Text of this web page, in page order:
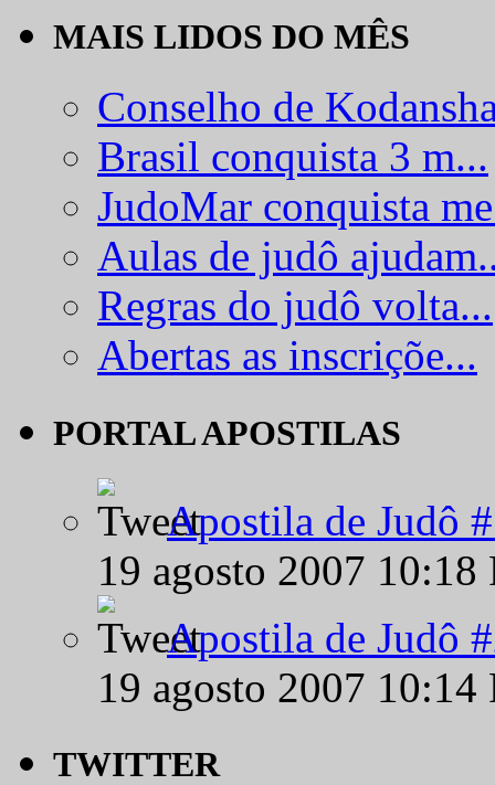
MAIS LIDOS DO MÊS
Conselho de
Brasil conquista 3 m...
JudoMar conquista
Aulas de judô
Regras do judô volta...
Abertas as inscriçõe...
PORTAL APOSTILAS
Apostila de Judô
19 agosto 2007
Apostila de Judô
19 agosto 2007
TWITTER